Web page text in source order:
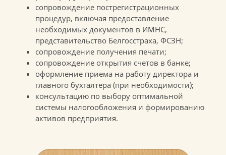
сопровождение пострегистрационных
процедур, включая предоставление
необходимых документов в ИМНС,
представительство Белгосстраха, ФСЗН;
сопровождение получения печати;
сопровождение открытия счетов в банке;
оформление приема на работу директора и
главного бухгалтера (при необходимости);
консультацию по выбору оптимальной
системы налогообложения и формированию
активов предприятия.